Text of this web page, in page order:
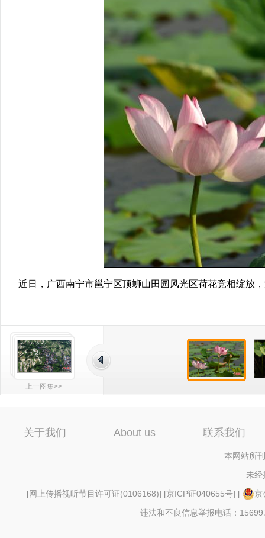
近日，广西南宁市邕宁区顶蛳山田园风光区荷花竞相绽放
上一图集>>
关于我们 About us 联系我们
本网站所
未经
[网上传播视听节目许可证(0106168)] [京ICP证040655号] [
京
违法和不良信息举报电话：